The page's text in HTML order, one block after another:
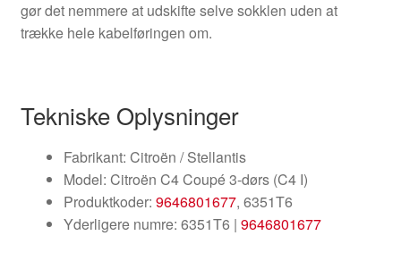
gør det nemmere at udskifte selve sokklen uden at
trække hele kabelføringen om.
Tekniske Oplysninger
Fabrikant: Citroën / Stellantis
Model: Citroën C4 Coupé 3-dørs (C4 I)
Produktkoder: 9646801677, 6351T6
Yderligere numre: 6351T6 | 9646801677